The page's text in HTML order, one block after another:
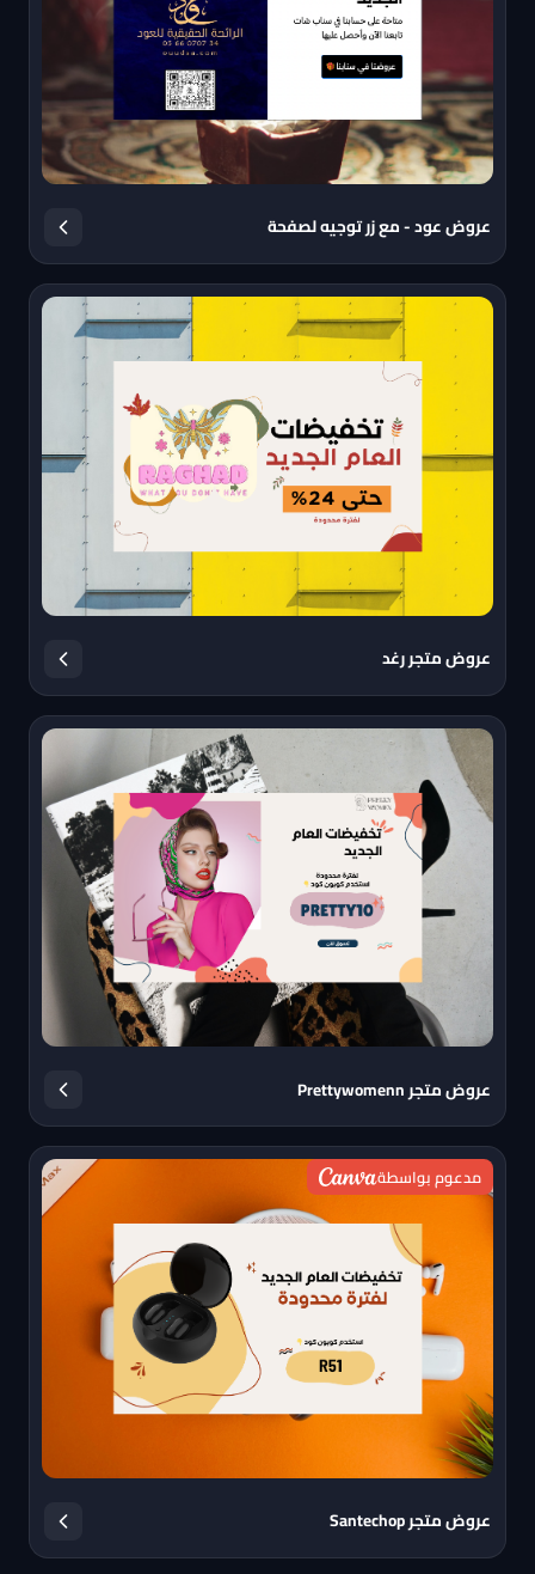
عروض عود - مع زر توجيه لصفحة
عروض متجر رغد
عروض متجر Prettywomenn
مدعوم بواسطة
عروض متجر Santechop